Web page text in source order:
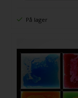
På lager